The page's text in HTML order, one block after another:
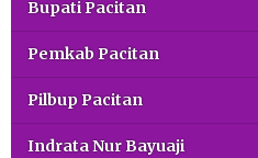
Bupati Pacitan
Pemkab Pacitan
Pilbup Pacitan
Indrata Nur Bayuaji